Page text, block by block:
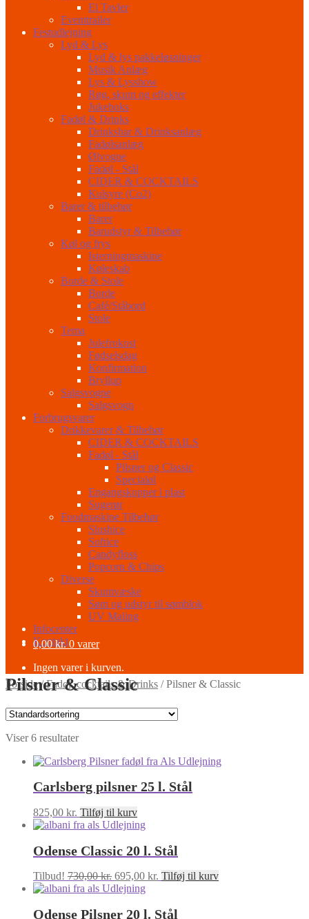
El Tavler
Eventtrailer
Festudlejning
Lyd & Lys
Lyd & lys pakkeløsninger
Musik Anlæg
Lys & Lysshow
Røg, skum og effekter
Jukeboks
Fadøl & Drinks
Drinksbar & Drinksanlæg
Fadølsanlæg
Ølvogne
Fadøl - Stål
CIDER & COCKTAILS
Kulsyre (Co2)
Barer & tilbehør
Barer
Barudstyr & Tilbehør
Køl og frys
Isterningmaskine
Køleskab
Borde & Stole
Borde
Café/Ståbord
Stole
Tema
Julefrokost
Fødselsdag
Konfirmation
Bryllup
Salgsvogne
Salgsvogn
Forbrugsvarer
Drikkevarer & Tilbehør
CIDER & COCKTAILS
Fadøl - Stål
Pilsner og Classic
Specialøl
Engangskopper i plast
Sugerør
Foodmaskine Tilbehør
Slushice
Softice
Candyfloss
Popcorn & Chips
Diverse
Skumvæske
Søm og udstyr til sømblok
UV Maling
Infocenter
Kontakt
0,00kr. 0 varer
Ingen varer i kurven.
Forside/Fadøl, cocktails & Drinks /Pilsner & Classic
Pilsner & Classic
Viser 6 resultater
Carlsberg pilsner 25 l. Stål
825,00 kr. Tilføj til kurv
Odense Classic 20 l. Stål
Tilbud! 730,00kr. Den
oprindelige
var:
695,00 kr. Den
er:
Tilføj til kurv
Odense Pilsner 20 l. Stål